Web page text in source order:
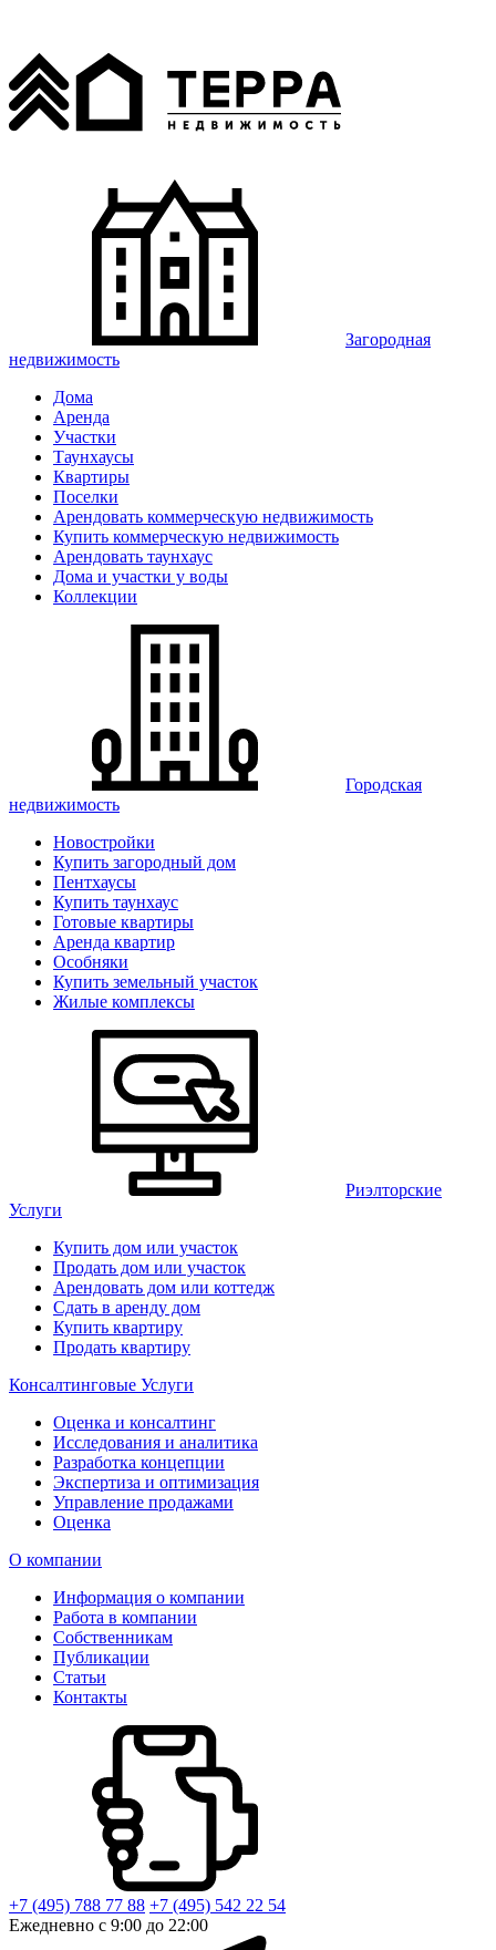
Загородная
недвижимость
Дома
Аренда
Участки
Таунхаусы
Квартиры
Поселки
Арендовать коммерческую недвижимость
Купить коммерческую недвижимость
Арендовать таунхаус
Дома и участки у воды
Коллекции
Городская
недвижимость
Новостройки
Купить загородный дом
Пентхаусы
Купить таунхаус
Готовые квартиры
Аренда квартир
Особняки
Купить земельный участок
Жилые комплексы
Риэлторские
Услуги
Купить дом или участок
Продать дом или участок
Арендовать дом или коттедж
Сдать в аренду дом
Купить квартиру
Продать квартиру
Консалтинговые Услуги
Оценка и консалтинг
Исследования и аналитика
Разработка концепции
Экспертиза и оптимизация
Управление продажами
Оценка
О компании
Информация о компании
Работа в компании
Собственникам
Публикации
Статьи
Контакты
+7 (495) 788 77 88 +7 (495) 542 22 54
Ежедневно с 9:00 до 22:00